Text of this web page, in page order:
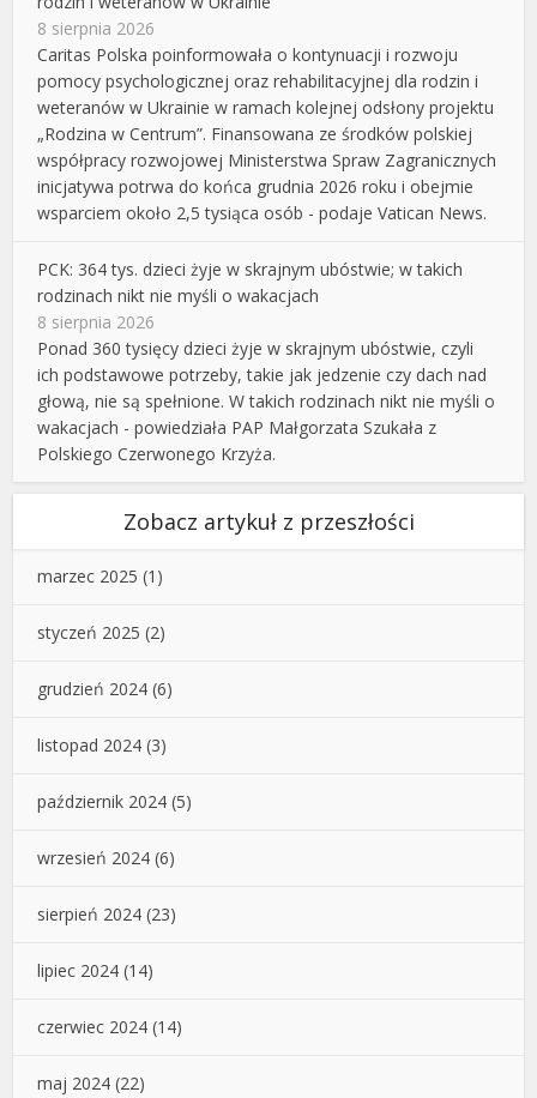
8 sierpnia 2026
Caritas Polska poinformowała o kontynuacji i rozwoju
pomocy psychologicznej oraz rehabilitacyjnej dla rodzin i
weteranów w Ukrainie w ramach kolejnej odsłony projektu
„Rodzina w Centrum”. Finansowana ze środków polskiej
współpracy rozwojowej Ministerstwa Spraw Zagranicznych
inicjatywa potrwa do końca grudnia 2026 roku i obejmie
wsparciem około 2,5 tysiąca osób - podaje Vatican News.
PCK: 364 tys. dzieci żyje w skrajnym ubóstwie; w takich
rodzinach nikt nie myśli o wakacjach
8 sierpnia 2026
Ponad 360 tysięcy dzieci żyje w skrajnym ubóstwie, czyli
ich podstawowe potrzeby, takie jak jedzenie czy dach nad
głową, nie są spełnione. W takich rodzinach nikt nie myśli o
wakacjach - powiedziała PAP Małgorzata Szukała z
Polskiego Czerwonego Krzyża.
Zobacz artykuł z przeszłości
marzec 2025 (1)
styczeń 2025 (2)
grudzień 2024 (6)
listopad 2024 (3)
październik 2024 (5)
wrzesień 2024 (6)
sierpień 2024 (23)
lipiec 2024 (14)
czerwiec 2024 (14)
maj 2024 (22)